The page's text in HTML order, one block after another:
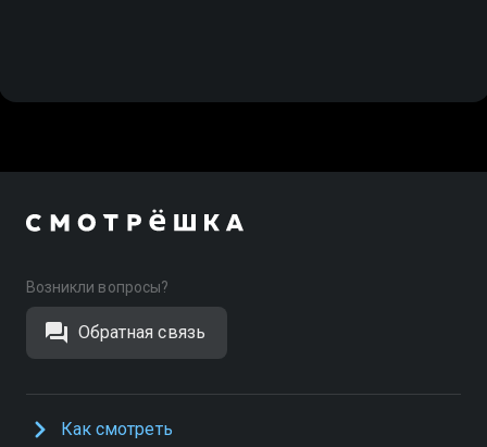
Возникли вопросы?
Обратная связь
Как смотреть